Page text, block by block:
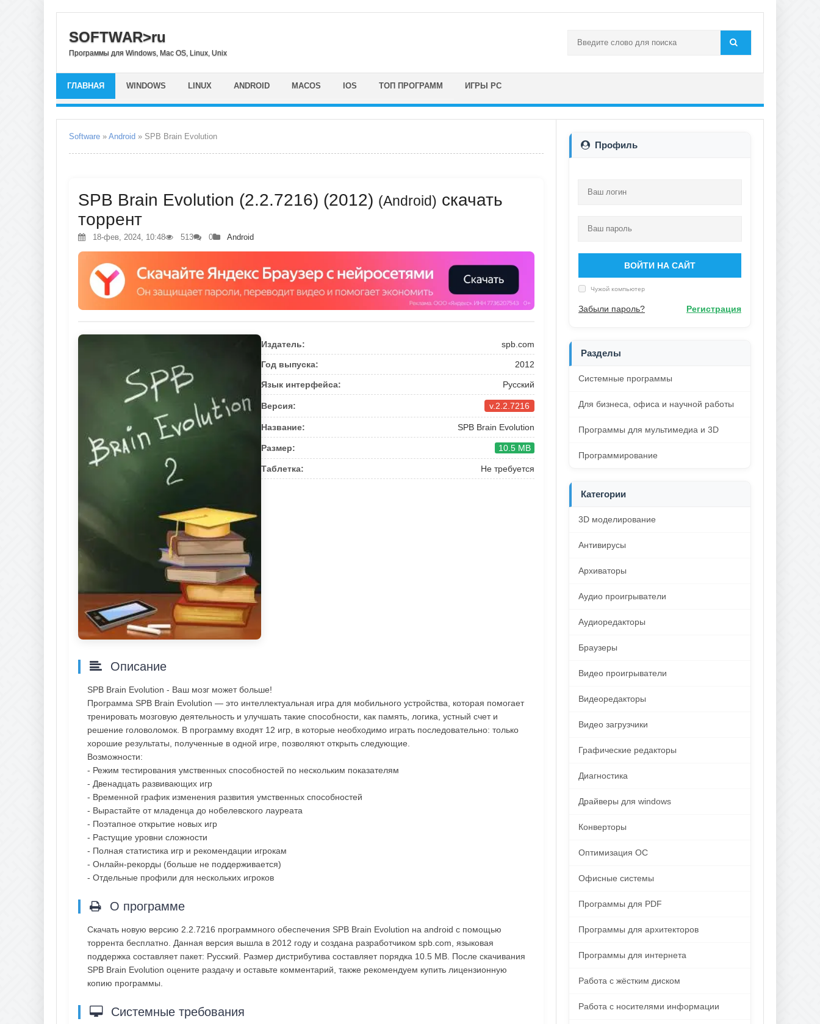
SOFTWAR>ru
Программы для Windows, Mac OS, Linux, Unix
ГЛАВНАЯ WINDOWS LINUX ANDROID MACOS IOS ТОП ПРОГРАММ ИГРЫ PC
Software » Android » SPB Brain Evolution
SPB Brain Evolution (2.2.7216) (2012) (Android) скачать
торрент
18-фев, 2024, 10:48 513 0 Android
Издатель: spb.com
Год выпуска: 2012
Язык интерфейса: Русский
Версия: v.2.2.7216
Название: SPB Brain Evolution
Размер: 10.5 MB
Таблетка: Не требуется
Описание
SPB Brain Evolution - Ваш мозг может больше!
Программа SPB Brain Evolution — это интеллектуальная игра для мобильного устройства, которая помогает
тренировать мозговую деятельность и улучшать такие способности, как память, логика, устный счет и
решение головоломок. В программу входят 12 игр, в которые необходимо играть последовательно: только
хорошие результаты, полученные в одной игре, позволяют открыть следующие.
Возможности:
- Режим тестирования умственных способностей по нескольким показателям
- Двенадцать развивающих игр
- Временной график изменения развития умственных способностей
- Вырастайте от младенца до нобелевского лауреата
- Поэтапное открытие новых игр
- Растущие уровни сложности
- Полная статистика игр и рекомендации игрокам
- Онлайн-рекорды (больше не поддерживается)
- Отдельные профили для нескольких игроков
О программе
Скачать новую версию 2.2.7216 программного обеспечения SPB Brain Evolution на android с помощью
торрента бесплатно. Данная версия вышла в 2012 году и создана разработчиком spb.com, языковая
поддержка составляет пакет: Русский. Размер дистрибутива составляет порядка 10.5 MB. После скачивания
SPB Brain Evolution оцените раздачу и оставьте комментарий, также рекомендуем купить лицензионную
копию программы.
Системные требования
Профиль
ВОЙТИ НА САЙТ
Чужой компьютер
Забыли пароль? Регистрация
Разделы
Системные программы
Для бизнеса, офиса и научной работы
Программы для мультимедиа и 3D
Программирование
Категории
3D моделирование
Антивирусы
Архиваторы
Аудио проигрыватели
Аудиоредакторы
Браузеры
Видео проигрыватели
Видеоредакторы
Видео загрузчики
Графические редакторы
Диагностика
Драйверы для windows
Конверторы
Оптимизация ОС
Офисные системы
Программы для PDF
Программы для архитекторов
Программы для интернета
Работа с жёстким диском
Работа с носителями информации